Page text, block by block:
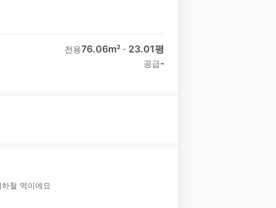
전용76.06m² · 23.01평
공급-
철 역이에요